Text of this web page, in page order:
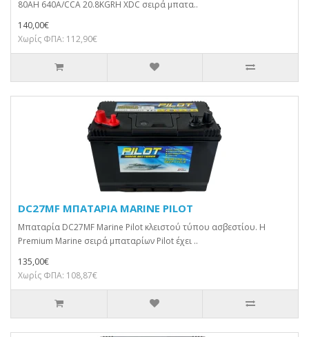
80AH 640A/CCA 20.8KGRH XDC σειρά μπατα..
140,00€
Χωρίς ΦΠΑ: 112,90€
DC27MF ΜΠΑΤΑΡΙΑ MARINE PILOT
Μπαταρία DC27MF Marine Pilot κλειστού τύπου ασβεστίου. H
Premium Marine σειρά μπαταρίων Pilot έχει ..
135,00€
Χωρίς ΦΠΑ: 108,87€